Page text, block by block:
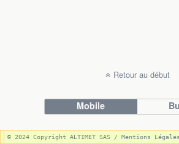
Retour au début
Mobile
© 2024 Copyright ALTIMET SAS / Mentions Légales